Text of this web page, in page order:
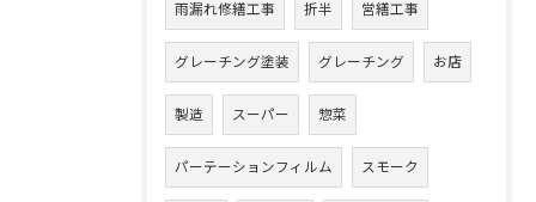
雨漏れ修繕工事 折半 営繕工事
グレーチング塗装 グレーチング お店
製造 スーパー 惣菜
パーテーションフィルム スモーク